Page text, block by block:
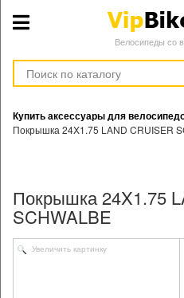
Велосипеды со
Купить аксессуары для
Покрышка 24X1.75 LAND CRUISER
Покрышка 24X1.75 LAND CRUISER
SCHWALBE
Увеличить картинку